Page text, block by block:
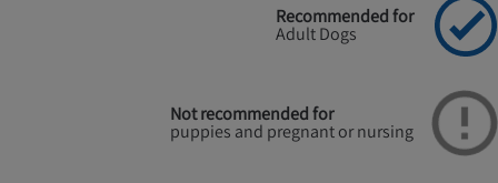
Recommended for
Adult Dogs
Not recommended for
puppies and pregnant or nursing